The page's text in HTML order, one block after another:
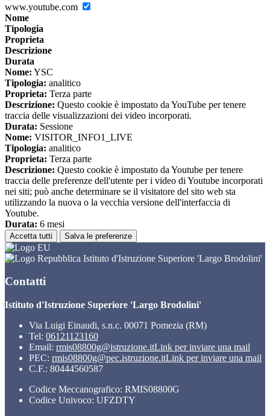
www.youtube.com
Nome
Tipologia
Proprieta
Descrizione
Durata
Nome: YSC
Tipologia: analitico
Proprieta: Terza parte
Descrizione: Questo cookie è impostato da YouTube per tenere
traccia delle visualizzazioni dei video incorporati.
Durata: Sessione
Nome: VISITOR_INFO1_LIVE
Tipologia: analitico
Proprieta: Terza parte
Descrizione: Questo cookie è impostato da Youtube per tenere
traccia delle preferenze dell'utente per i video di Youtube incorporati
nei siti; può anche determinare se il visitatore del sito web sta
utilizzando la nuova o la vecchia versione dell'interfaccia di
Youtube.
Durata: 6 mesi
Accetta tutti Salva le preferenze
Istituto d'Istruzione Superiore 'Largo Brodolini'
Contatti
Istituto d'Istruzione Superiore 'Largo Brodolini'
Via Luigi Einaudi, s.n.c. 00071 Pomezia (RM)
Tel: 06121123160
Email: rmis08800g@istruzione.itLink per inviare una mail
PEC: rmis08800g@pec.istruzione.itLink per inviare una mail
C.F.: 80444560587
Codice Meccanografico: RMIS08800G
Codice Univoco: UFZDTY